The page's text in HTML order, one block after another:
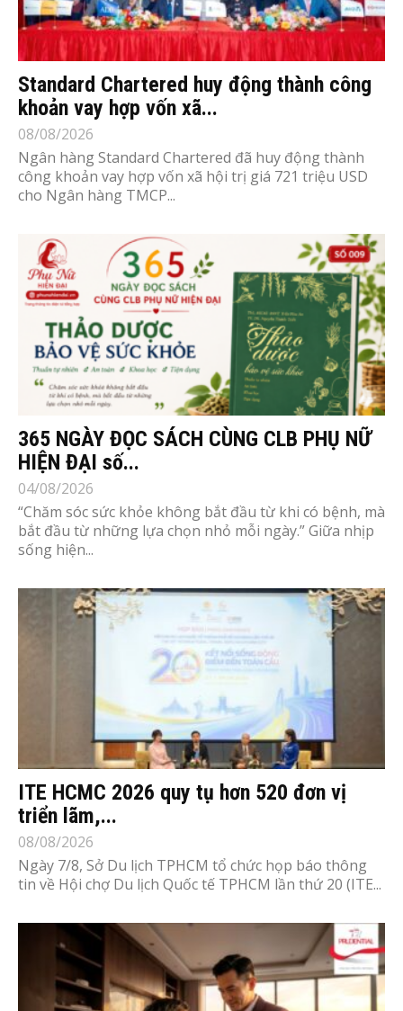
Standard Chartered huy động thành công
khoản vay hợp vốn xã...
08/08/2026
Ngân hàng Standard Chartered đã huy động thành
công khoản vay hợp vốn xã hội trị giá 721 triệu USD
cho Ngân hàng TMCP...
365 NGÀY ĐỌC SÁCH CÙNG CLB PHỤ NỮ
HIỆN ĐẠI số...
04/08/2026
“Chăm sóc sức khỏe không bắt đầu từ khi có bệnh, mà
bắt đầu từ những lựa chọn nhỏ mỗi ngày.” Giữa nhịp
sống hiện...
ITE HCMC 2026 quy tụ hơn 520 đơn vị
triển lãm,...
08/08/2026
Ngày 7/8, Sở Du lịch TPHCM tổ chức họp báo thông
tin về Hội chợ Du lịch Quốc tế TPHCM lần thứ 20 (ITE...